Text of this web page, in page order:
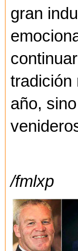
gran
tradición
año,
/fmlxp